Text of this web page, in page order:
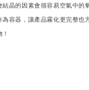
結晶的因素會很容易空氣中的
為容器，讓產品霧化更完整